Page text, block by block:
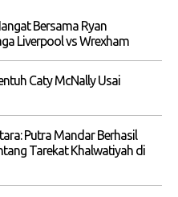
Bersama Ryan
Liverpool vs Wrexham
Caty McNally Usai
Putra Mandar Berhasil
Tarekat Khalwatiyah di